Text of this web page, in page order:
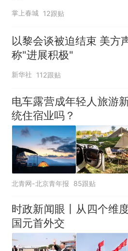
掌上春城 12跟贴
以黎会谈被迫结束 美方
称"进展积极"
新华社 112跟贴
电车露营成年轻人旅游
统住宿业吗？
北青网-北京青年报 85跟贴
时政新闻眼丨从四个维
国元首外交